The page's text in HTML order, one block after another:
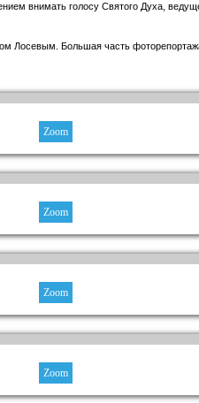
внимать голосу Святого Духа,
Лосевым. Большая часть
Zoom
Zoom
Zoom
Zoom